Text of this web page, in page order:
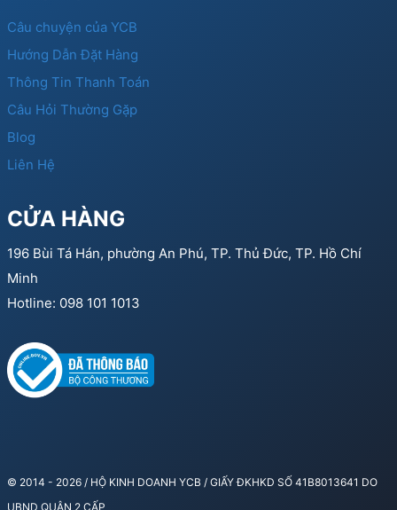
Câu chuyện của YCB
Hướng Dẫn Đặt Hàng
Thông Tin Thanh Toán
Câu Hỏi Thường Gặp
Blog
Liên Hệ
CỬA HÀNG
196 Bùi Tá Hán, phường An Phú, TP. Thủ Đức, TP. Hồ Chí
Minh
Hotline: 098 101 1013
© 2014 - 2026 / HỘ KINH DOANH YCB / GIẤY ĐKHKD SỐ 41B8013641 DO
UBND QUẬN 2 CẤP